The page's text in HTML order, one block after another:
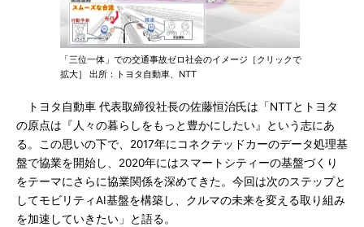
「三位一体」での交通事故ゼロ社会のイメージ［クリックで
拡大］ 出所：トヨタ自動車、NTT
トヨタ自動車 代表取締役社長の佐藤恒治氏は「NTTとトヨタ
の原点は『人々の暮らしをもっと豊かにしたい』という志にあ
る。この思いの下で、2017年にコネクテッドカーのデータ処理基
盤で協業を開始し、2020年にはスマートシティーの基盤づくり
をテーマにさらに協業関係を深めてきた。今回は次のステップと
してモビリティAI基盤を構築し、クルマの未来を変える取り組み
を加速していきたい」と語る。